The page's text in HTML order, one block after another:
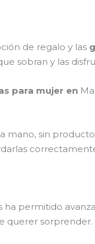
de regalo y las
sobran y las
para mujer en
mano, sin
permitido
querer sorprender.